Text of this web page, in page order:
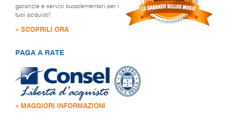
garanzie e servizi supplementari per i
tuoi acquisti!
» SCOPRILI ORA
PAGA A RATE
» MAGGIORI INFORMAZIONI